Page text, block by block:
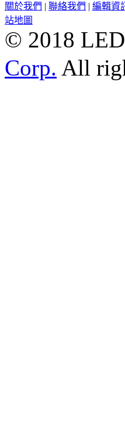
關於我們 | 聯絡我們 | 編輯資
站地圖
© 2018
Corp. All